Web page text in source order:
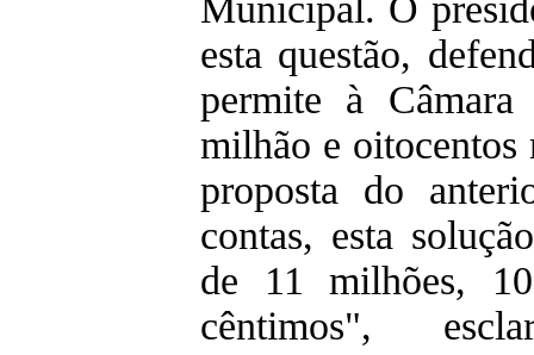
Municipal. O
esta questão,
permite à
milhão e oitocentos
proposta do
contas, esta
de 11 milhões,
cêntimos",